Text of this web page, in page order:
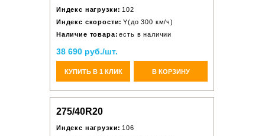
Индекс нагрузки: 102
Индекс скорости: Y(до 300 км/ч)
Наличие товара: есть в наличии
38 690 руб./шт.
КУПИТЬ В 1 КЛИК В КОРЗИНУ
275/40R20
Индекс нагрузки: 106